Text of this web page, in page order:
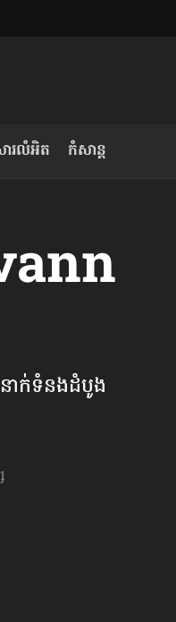
រលំអិត កំសាន្ដ
ាក់​ទំនង​ដំបូង​
៖ «កាមតណ្ហា​